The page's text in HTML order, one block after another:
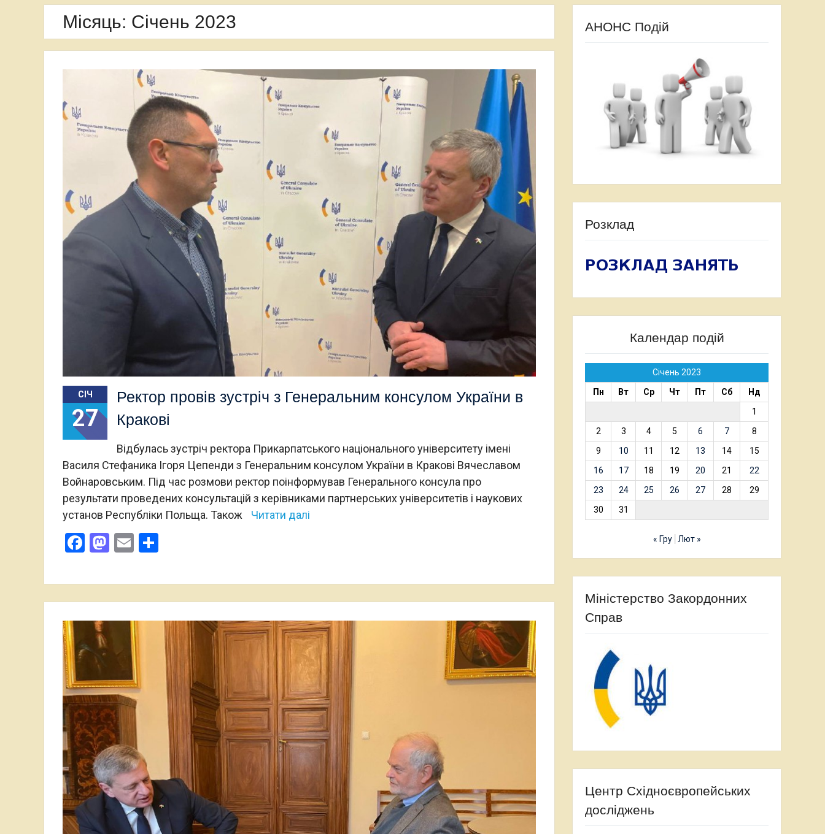
Варшавського університету
Місяць: Січень 2023
СІЧ
27
Ректор провів зустріч з Генеральним консулом України в
Кракові
Відбулась зустріч ректора Прикарпатського національного університету імені
Василя Стефаника Ігоря Цепенди з Генеральним консулом України в Кракові Вячеславом
Войнаровським. Під час розмови ректор поінформував Генерального консула про
результати проведених консультацій з керівниками партнерських університетів і наукових
установ Республіки Польща. Також
Читати далі
Facebook
Mastodon
Email
АНОНС Подій
Розклад
Календар подій
Січень 2023
Пн
Вт Ср Чт Пт Сб
Нд
1
2
3 4 5 6 7
8
9
10 11 12 13 14
15
16
17 18 19 20 21
22
23
24 25 26 27 28
29
30
31
« Гру Лют »
Міністерство Закордонних
Справ
Центр Східноєвропейських
досліджень